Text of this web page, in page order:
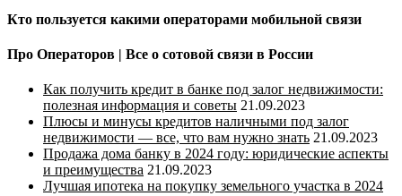
Кто пользуется какими операторами мобильной связи
Про Операторов | Все о сотовой связи в России
Как получить кредит в банке под залог недвижимости:
полезная информация и советы 21.09.2023
Плюсы и минусы кредитов наличными под залог
недвижимости — все, что вам нужно знать 21.09.2023
Продажа дома банку в 2024 году: юридические аспекты
и преимущества 21.09.2023
Лучшая ипотека на покупку земельного участка в 2024